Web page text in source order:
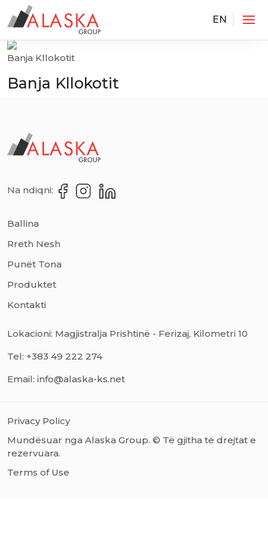
EN
Services
Banja Kllokotit
Banja Kllokotit
Na ndiqni:
Ballina
Rreth Nesh
Punët Tona
Produktet
Kontakti
Lokacioni: Magjistralja Prishtinë - Ferizaj, Kilometri 10
Tel: +383 49 222 274
Email: info@alaska-ks.net
Privacy Policy
Mundësuar nga Alaska Group. © Të gjitha të drejtat e
rezervuara.
Terms of Use